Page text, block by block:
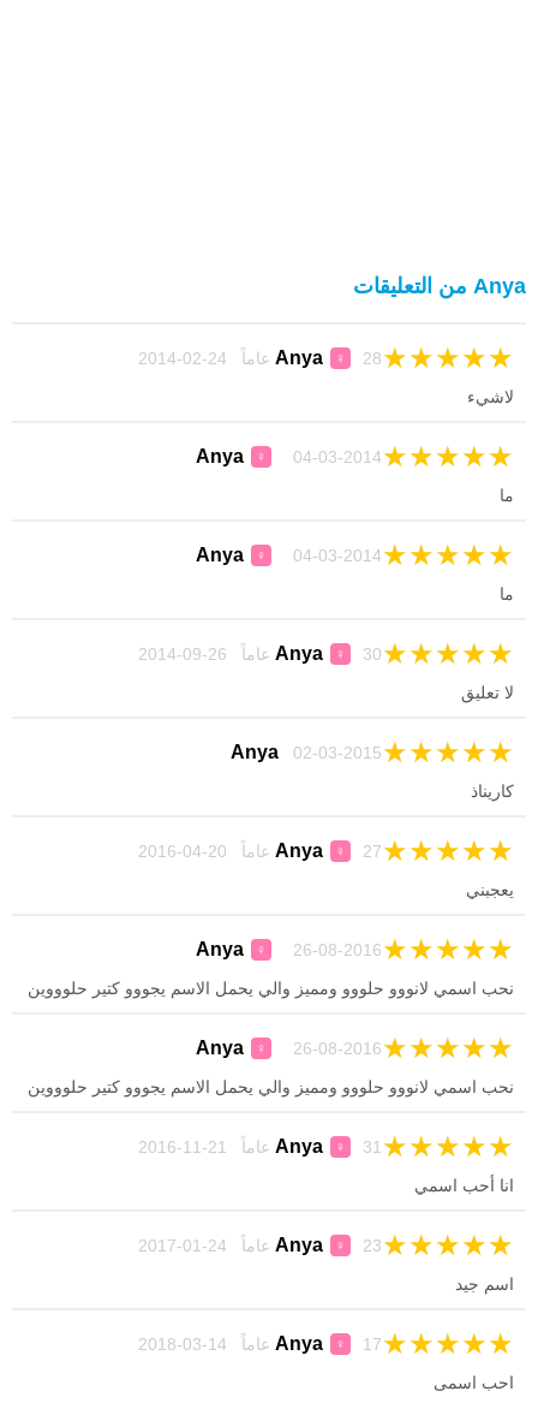
Anya من التعليقات
Anya ♀ 28 عاماً 24-02-2014 ★
★
★
★
★
لاشيء
Anya ♀ 04-03-2014 ★
★
★
★
★
ما
Anya ♀ 04-03-2014 ★
★
★
★
★
ما
Anya ♀ 30 عاماً 26-09-2014 ★
★
★
★
★
لا‏ ‏تعليق
Anya 02-03-2015 ★
★
★
★
★
كاريناذ
Anya ♀ 27 عاماً 20-04-2016 ★
★
★
★
★
يعجبني
Anya ♀ 26-08-2016 ★
★
★
★
★
نحب اسمي لانووو حلووو ومميز والي يحمل الاسم يجووو كتير حلوووين
Anya ♀ 26-08-2016 ★
★
★
★
★
نحب اسمي لانووو حلووو ومميز والي يحمل الاسم يجووو كتير حلوووين
Anya ♀ 31 عاماً 21-11-2016 ★
★
★
★
★
انا أحب اسمي
Anya ♀ 23 عاماً 24-01-2017 ★
★
★
★
★
اسم جيد
Anya ♀ 17 عاماً 14-03-2018 ★
★
★
★
★
احب اسمى